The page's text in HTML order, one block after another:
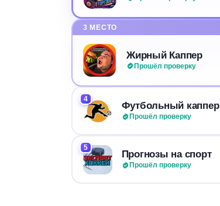
3 МЕСТО
Жирный Каппер
Прошёл проверку
4
Футбольный каппер
Прошёл проверку
5
Прогнозы на спорт
Прошёл проверку